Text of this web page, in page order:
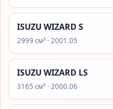
ISUZU WIZARD S
2999 см³ · 2001.05
ISUZU WIZARD LS
3165 см³ · 2000.06